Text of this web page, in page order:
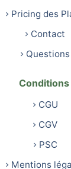
Pricing des
Contact
Questions
Conditions
CGU
CGV
PSC
Mentions